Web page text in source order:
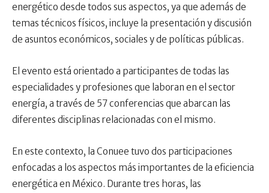
energético desde todos sus aspectos, ya que además de
temas técnicos físicos, incluye la presentación y discusión
de asuntos económicos, sociales y de políticas públicas.
El evento está orientado a participantes de todas las
especialidades y profesiones que laboran en el sector
energía, a través de 57 conferencias que abarcan las
diferentes disciplinas relacionadas con el mismo.
En este contexto, la Conuee tuvo dos participaciones
enfocadas a los aspectos más importantes de la eficiencia
energética en México. Durante tres horas, las